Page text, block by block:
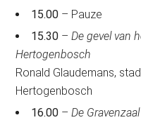
15.00 – Pauze
15.30 –De gevel van
Hertogenbosch
Ronald Glaudemans,
Hertogenbosch
16.00 –De